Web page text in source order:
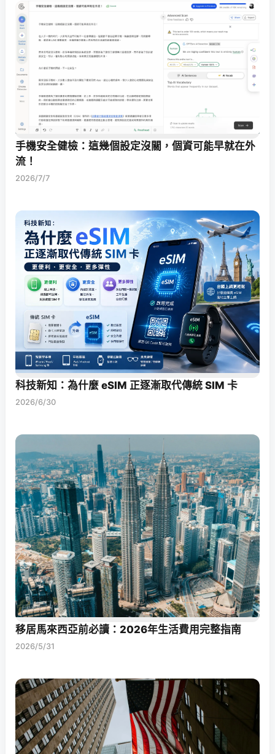
手機安全健檢：這幾個設定沒關，個資可能早就在外
流！
2026/7/7
科技新知：為什麼 eSIM 正逐漸取代傳統 SIM 卡
2026/6/30
移居馬來西亞前必讀：2026年生活費用完整指南
2026/5/31